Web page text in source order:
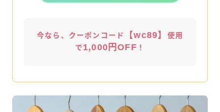
今なら、クーポンコード 【wc89】
使用
で1,000円OFF ！